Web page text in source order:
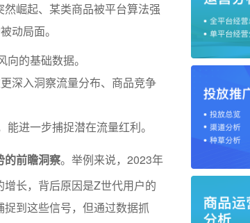
崛起、某类商品被平台算法强
动局面。
的基础数据。
深入洞察流量分布、商品竞争
进一步捕捉潜在流量红利。
的前瞻洞察。举例来说，2023年
长，背后原因是Z世代用户的
到这些信号，但通过数据抓